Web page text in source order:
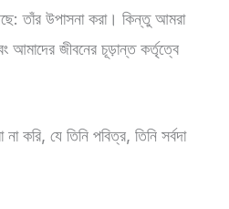
তাঁর উপাসনা করা। কিন্তু আমরা
আমাদের জীবনের চূড়ান্ত কর্তৃত্বে
করি, যে তিনি পবিত্র, তিনি সর্বদা